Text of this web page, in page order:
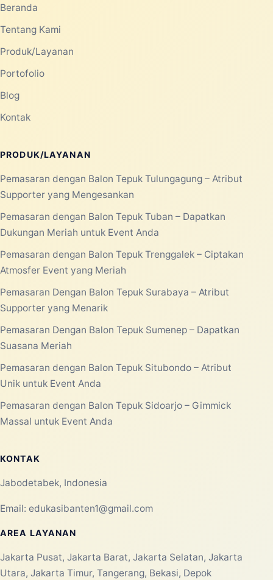
Beranda
Tentang Kami
Produk/Layanan
Portofolio
Blog
Kontak
PRODUK/LAYANAN
Pemasaran dengan Balon Tepuk Tulungagung – Atribut
Supporter yang Mengesankan
Pemasaran dengan Balon Tepuk Tuban – Dapatkan
Dukungan Meriah untuk Event Anda
Pemasaran dengan Balon Tepuk Trenggalek – Ciptakan
Atmosfer Event yang Meriah
Pemasaran Dengan Balon Tepuk Surabaya – Atribut
Supporter yang Menarik
Pemasaran Dengan Balon Tepuk Sumenep – Dapatkan
Suasana Meriah
Pemasaran dengan Balon Tepuk Situbondo – Atribut
Unik untuk Event Anda
Pemasaran dengan Balon Tepuk Sidoarjo – Gimmick
Massal untuk Event Anda
KONTAK
Jabodetabek, Indonesia
Email: edukasibanten1@gmail.com
AREA LAYANAN
Jakarta Pusat, Jakarta Barat, Jakarta Selatan, Jakarta
Utara, Jakarta Timur, Tangerang, Bekasi, Depok